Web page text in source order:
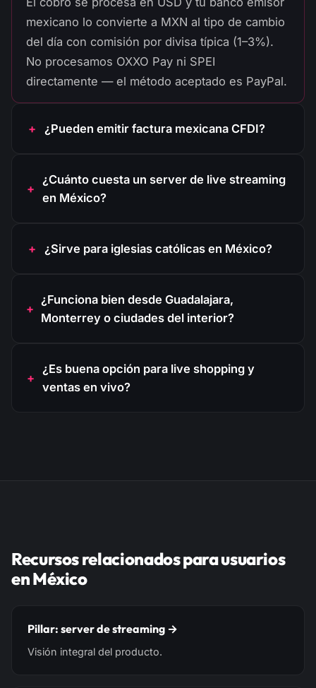
mexicano lo convierte a MXN al tipo de cambio
del día con comisión por divisa típica (1–3%).
No procesamos OXXO Pay ni SPEI
directamente — el método aceptado es PayPal.
¿Pueden emitir factura mexicana CFDI?
¿Cuánto cuesta un server de live streaming
en México?
¿Sirve para iglesias católicas en México?
¿Funciona bien desde Guadalajara,
Monterrey o ciudades del interior?
¿Es buena opción para live shopping y
ventas en vivo?
Recursos relacionados para usuarios
en México
Pillar: server de streaming →
Visión integral del producto.